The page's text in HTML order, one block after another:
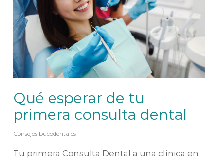
Qué esperar de tu
primera consulta dental
Consejos bucodentales
Tu primera Consulta Dental a una clínica en